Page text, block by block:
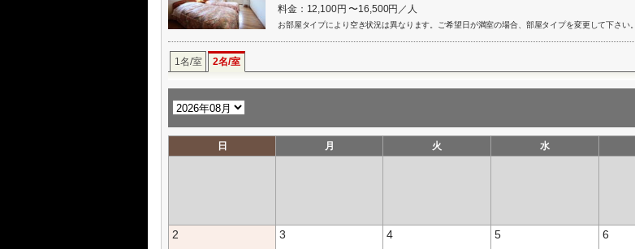
料金：12,100円 〜16,500円／人
お部屋タイプにより空き状況は異なります。ご希望日が満室の場合、部屋タイプを変更して下さい。
1名/室 2名/室
日 月 火 水
2 3 4 5 6